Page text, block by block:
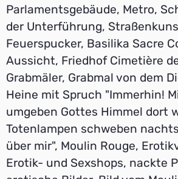
Parlamentsgebäude, Metro,
der Unterführung,
Feuerspucker, Basilika Sacre
Aussicht, Friedhof Cimetière
Grabmäler, Grabmal von dem
Heine mit Spruch "Immerhin!
umgeben Gottes Himmel dort
Totenlampen schweben
über mir", Moulin Rouge,
Erotik- und Sexshops, nackte